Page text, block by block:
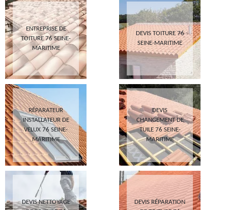
ENTREPRISE DE
TOITURE 76 SEINE-
MARITIME
DEVIS TOITURE 76
SEINE-MARITIME
RÉPARATEUR
INSTALLATEUR DE
VELUX 76 SEINE-
MARITIME
DEVIS
CHANGEMENT DE
TUILE 76 SEINE-
MARITIME
DEVIS NETTOYAGE
DEVIS RÉPARATION